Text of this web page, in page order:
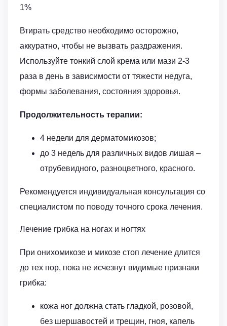
1%
Втирать средство необходимо осторожно,
аккуратно, чтобы не вызвать раздражения.
Используйте тонкий слой крема или мази 2-3
раза в день в зависимости от тяжести недуга,
формы заболевания, состояния здоровья.
Продолжительность терапии:
4 недели для дерматомикозов;
до 3 недель для различных видов лишая –
отрубевидного, разноцветного, красного.
Рекомендуется индивидуальная консультация со
специалистом по поводу точного срока лечения.
Лечение грибка на ногах и ногтях
При онихомикозе и микозе стоп лечение длится
до тех пор, пока не исчезнут видимые признаки
грибка:
кожа ног должна стать гладкой, розовой,
без шершавостей и трещин, гноя, капель